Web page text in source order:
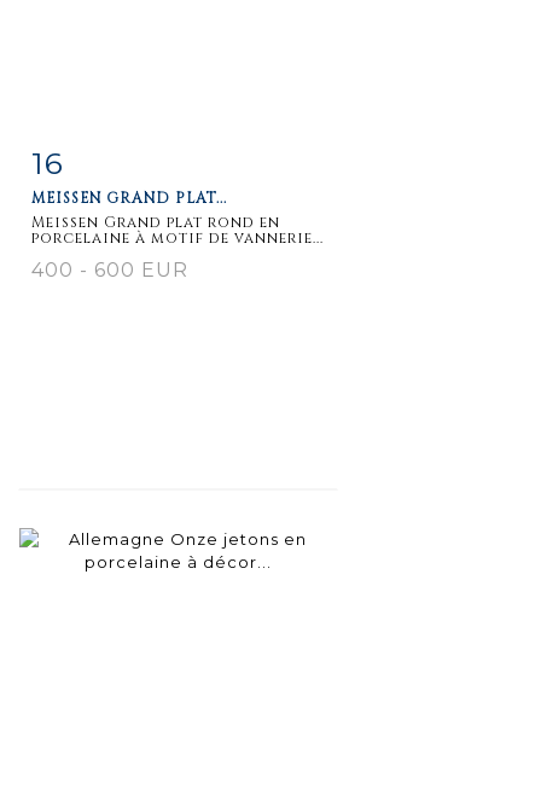
16
MEISSEN GRAND PLAT...
Meissen Grand plat rond en
porcelaine à motif de vannerie...
400 - 600 EUR